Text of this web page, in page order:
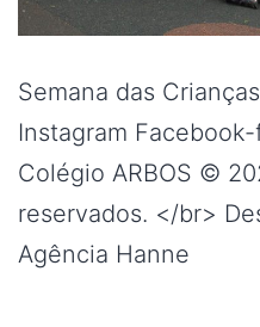
Semana das
Instagram
Colégio ARBOS ©
reservados. </br>
Agência Hanne